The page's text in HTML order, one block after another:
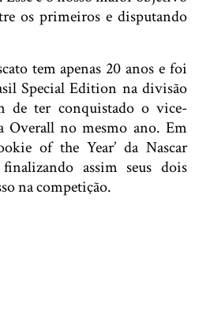
os primeiros e disputando
tem apenas 20 anos e foi
Special Edition na divisão
de ter conquistado o vice-
Overall no mesmo ano. Em
of the Year’ da Nascar
assim seus dois
na competição.